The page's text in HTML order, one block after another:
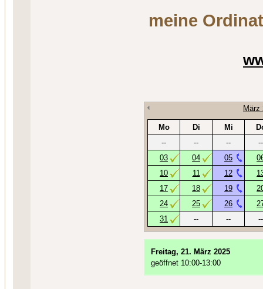
meine
März
Mo Di Mi
--
-- --
--
03
04 05
10
11 12
17
18 19
24
25 26
31
-- -- --
Freitag, 21. März 2025
geöffnet 10:00-13:00